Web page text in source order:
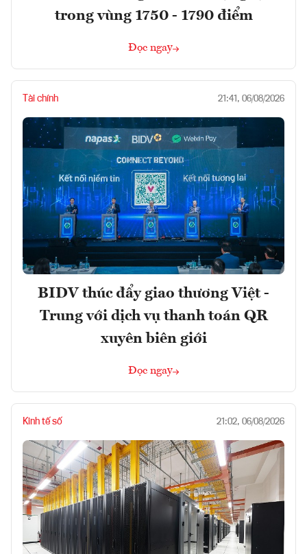
trong vùng 1750 - 1790 điểm
Đọc ngay
Tài chính 21:41, 06/08/2026
BIDV thúc đẩy giao thương Việt -
Trung với dịch vụ thanh toán QR
xuyên biên giới
Đọc ngay
Kinh tế số 21:02, 06/08/2026